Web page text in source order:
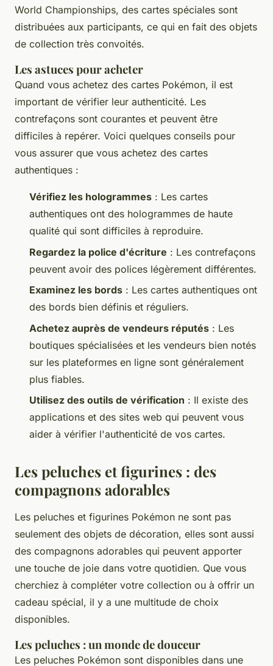
World Championships, des cartes spéciales sont
distribuées aux participants, ce qui en fait des objets
de collection très convoités.
Les astuces pour acheter
Quand vous achetez des cartes Pokémon, il est
important de vérifier leur authenticité. Les
contrefaçons sont courantes et peuvent être
difficiles à repérer. Voici quelques conseils pour
vous assurer que vous achetez des cartes
authentiques :
Vérifiez les hologrammes : Les cartes
authentiques ont des hologrammes de haute
qualité qui sont difficiles à reproduire.
Regardez la police d'écriture : Les contrefaçons
peuvent avoir des polices légèrement différentes.
Examinez les bords : Les cartes authentiques ont
des bords bien définis et réguliers.
Achetez auprès de vendeurs réputés : Les
boutiques spécialisées et les vendeurs bien notés
sur les plateformes en ligne sont généralement
plus fiables.
Utilisez des outils de vérification : Il existe des
applications et des sites web qui peuvent vous
aider à vérifier l'authenticité de vos cartes.
Les peluches et figurines : des
compagnons adorables
Les peluches et figurines Pokémon ne sont pas
seulement des objets de décoration, elles sont aussi
des compagnons adorables qui peuvent apporter
une touche de joie dans votre quotidien. Que vous
cherchiez à compléter votre collection ou à offrir un
cadeau spécial, il y a une multitude de choix
disponibles.
Les peluches : un monde de douceur
Les peluches Pokémon sont disponibles dans une